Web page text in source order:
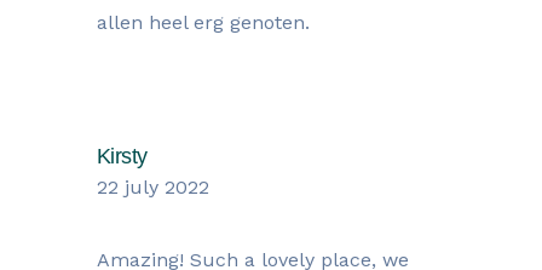
allen heel erg genoten.
Kirsty
22 july 2022
Amazing! Such a lovely place, we